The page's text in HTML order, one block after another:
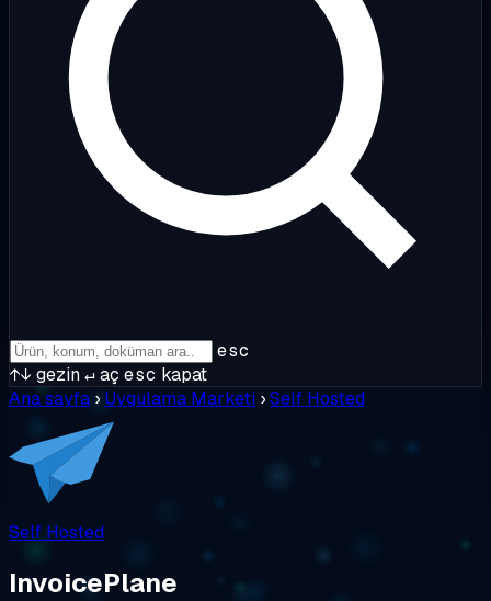
esc
↑↓ gezin↵aç esc kapat
Ana sayfa › Uygulama Marketi ›Self Hosted
Self Hosted
InvoicePlane